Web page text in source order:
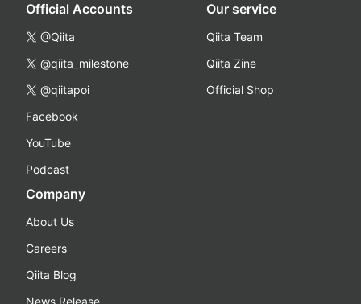
Official Accounts
@Qiita
@qiita_milestone
@qiitapoi
Facebook
YouTube
Podcast
Our service
Qiita Team
Qiita Zine
Official Shop
Company
About Us
Careers
Qiita Blog
News Release